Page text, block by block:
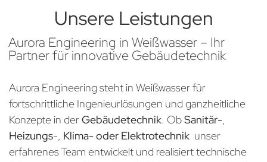
Unsere Leistungen
Aurora Engineering in Weißwasser – Ihr
Partner für innovative Gebäudetechnik
Aurora Engineering steht in Weißwasser für
fortschrittliche Ingenieurlösungen und ganzheitliche
Konzepte in derGebäudetechnik. ObSanitär-,
Heizungs-, Klima- oder Elektrotechnik unser
erfahrenes Team entwickelt und realisiert technische